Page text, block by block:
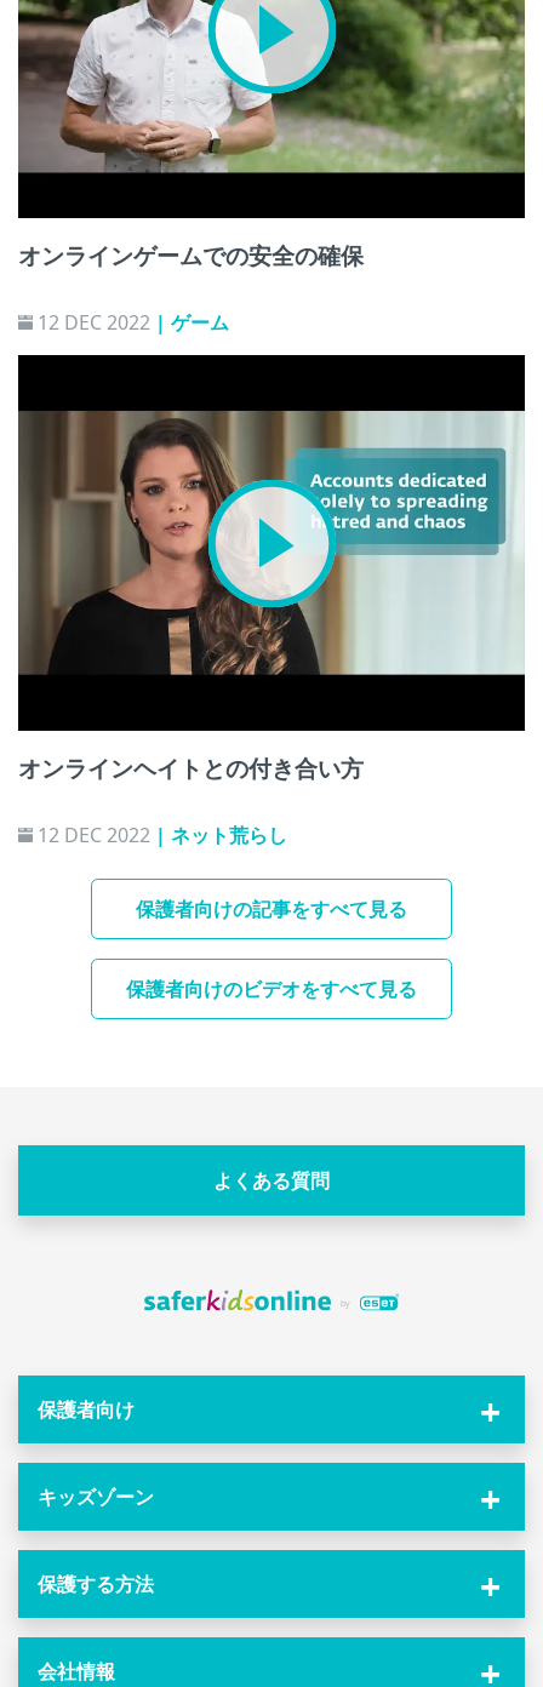
オンラインゲームでの安全の確保
12 DEC 2022 | ゲーム
オンラインヘイトとの付き合い方
12 DEC 2022 | ネット荒らし
保護者向けの記事をすべて見る
保護者向けのビデオをすべて見る
よくある質問
保護者向け
キッズゾーン
保護する方法
会社情報